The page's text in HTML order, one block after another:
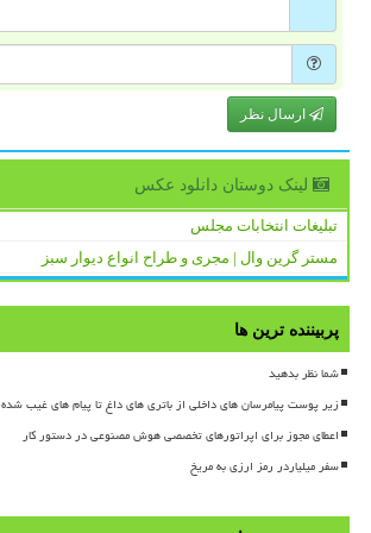
ارسال نظر
لینک دوستان دانلود عكس
تبلیغات انتخابات مجلس
مستر گرین وال | مجری و طراح انواع دیوار سبز
پربیننده ترین ها
شما نظر بدهید
زیر پوست پیامرسان های داخلی از باتری های داغ تا پیام های غیب شده
اعطای مجوز برای اپراتورهای تخصصی هوش مصنوعی در دستور کار
سفر میلیاردر رمز ارزی به مریخ